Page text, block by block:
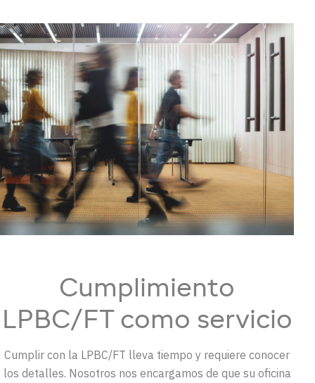
Cumplimiento
LPBC/FT como servicio
Cumplir con la LPBC/FT lleva tiempo y requiere conocer
los detalles. Nosotros nos encargamos de que su oficina